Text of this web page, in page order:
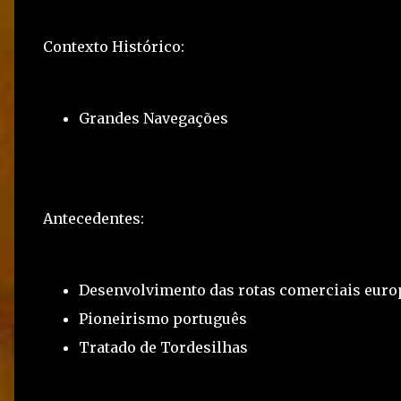
Contexto Histórico:
Grandes Navegações
Antecedentes:
Desenvolvimento das rotas comerciais
Pioneirismo português
Tratado de Tordesilhas